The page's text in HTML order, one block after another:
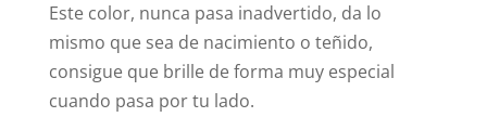
Este color, nunca pasa inadvertido, da lo
mismo que sea de nacimiento o teñido,
consigue que brille de forma muy especial
cuando pasa por tu lado.